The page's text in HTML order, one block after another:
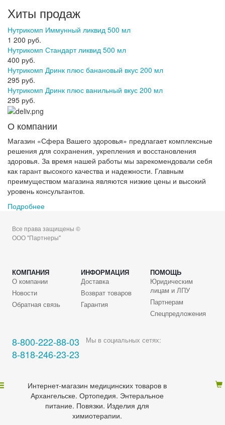
Хиты продаж
Нутрикомп Иммунный ликвид 500 мл
1 200 руб.
Нутрикомп Стандарт ликвид 500 мл
400 руб.
Нутрикомп Дринк плюс банановый вкус 200 мл
295 руб.
Нутрикомп Дринк плюс ванильный вкус 200 мл
295 руб.
О компании
Магазин «Сфера Вашего здоровья» предлагает комплексные
решения для сохранения, укрепления и восстановления
здоровья. За время нашей работы мы зарекомендовали себя
как гарант высокого качества и надежности. Главным
преимуществом магазина являются низкие цены и высокий
уровень консультантов.
Подробнее
Все права защищены ©
ООО "Партнеры"
КОМПАНИЯ ИНФОРМАЦИЯ
ПОМОЩЬ
О компании
Новости
Обратная связь
Доставка
Возврат товаров
Гарантия
Юридическим
лицам и ЛПУ
Партнерам
Спецпредложения
8-800-222-88-03
8-818-246-23-23
Мы в социальных сетях:
Интернет-магазин медицинских товаров в
Архангельске. Ортопедия. Энтеральное
питание. Повязки. Изделия для
химиотерапии.